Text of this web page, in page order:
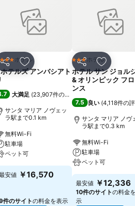
けます。この宿泊施設は、お身体の不自
けるアメニティ一式をご提供しています。
備をご提供しています。お土産ショップで
どのファシリティを備えています。その
リティサービス、ルームサービス、モ
クリーニングサービスなどがあります。
クティブな旅行者の方にはレンタサイクル
ります有料。ビジネスエリア(ビジネス
ェクター、フリップチャートとペンやコ
レンス、講演会や会議にはカンファレンス
。 客室: お部屋にはエアコンやセントラル
客さまには、バルコニーまたはテラスで存
す。お部屋はカーペット敷きで、ダブル
ドまたはキングサイズベッドを備えていま
ラベッドや子供用ベッドのリクエストを
バーやライティング・デスクをご用意して
、コンロ、電子レンジ、紅茶／コーヒーメ
てがそろったミニキッチンです。標準的な
シェア お気に入りに追加
テルのランク
ホテル
テルズ アンバシアト
大満足 (23,907件の評価
サンタ マリア ノヴェッ
ラ駅まで0.1 km
無料Wi-Fi
駐車場
ペット可
安値 ￥16,570
件のサイトの料金を表示
シェア お気に入
3 ホテルのランク
ホテル
ホテル サン ジョル
& オリンピック フ
ンス
7.5 良い (4,118件の
サンタ マリア ノヴ
ラ駅まで0.3 km
無料Wi-Fi
駐車場
ペット可
最安値 ￥12,336
10件のサイトの料金
示